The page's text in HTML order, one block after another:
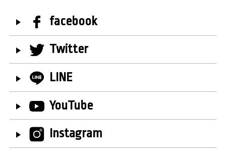
facebook
Twitter
LINE
YouTube
Instagram